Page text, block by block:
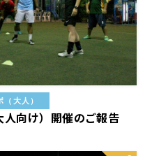
（大人）
向け）開催のご報告